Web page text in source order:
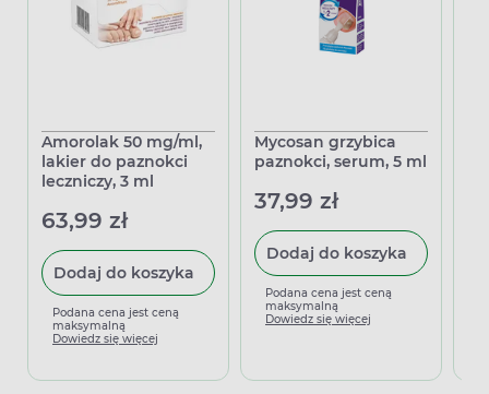
Amorolak 50 mg/ml,
lakier do paznokci
leczniczy, 3 ml
63,99 zł
Dodaj do koszyka
Podana cena jest ceną
maksymalną
Dowiedz się więcej
Mycosan grzybica
paznokci, serum, 5 ml
37,99 zł
Dodaj do koszyka
Podana cena jest ceną
maksymalną
Dowiedz się więcej